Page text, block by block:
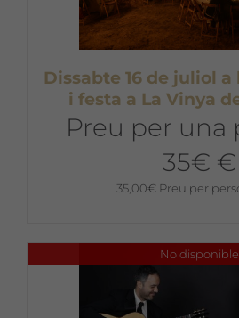
Dissabte 16 de juliol a
i festa a La Vinya
Preu per una
35€ €
35,00€ Preu per
No disponible